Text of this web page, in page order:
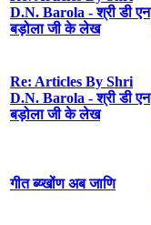
D.N. Barola - श्री डी एन
बड़ोला जी के लेख
Re: Articles By Shri
D.N. Barola - श्री डी एन
बड़ोला जी के लेख
गीत ब्य्खोंण अब जाणि